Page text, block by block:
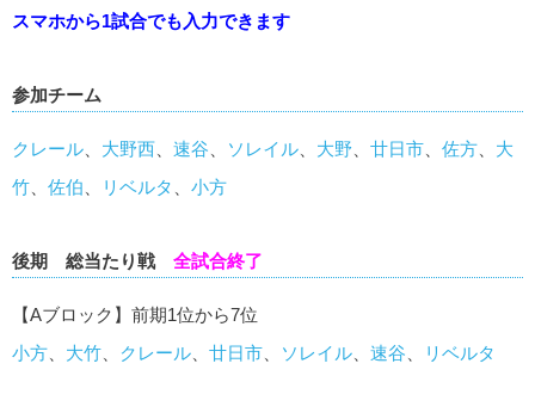
スマホから1試合でも入力できます
参加チーム
クレール 大野西 速谷 ソレイル 大野 廿日市 佐方
大
竹
佐伯 リベルタ 小方
後期 総当たり戦 全試合終了
【Aブロック】前期1位から7位
小方
大竹 クレール 廿日市 ソレイル 速谷 リベルタ